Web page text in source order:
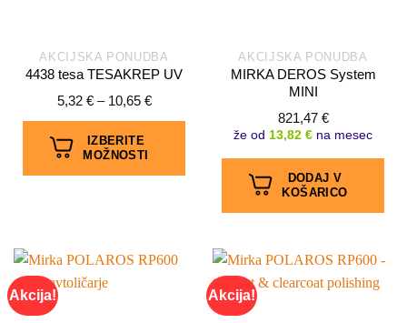
AKCIJSKA PONUDBA
4438 tesa TESAKREP UV
5,32 € – 10,65 €Cenovni
IZBERITE
MOŽNOSTI
različic.
Možnosti
AKCIJSKA PONUDBA
MIRKA DEROS System
MINI
821,47 €
že od 13,82 € na mesec
DODAJ V
KOŠARICO
Akcija! Akcija!